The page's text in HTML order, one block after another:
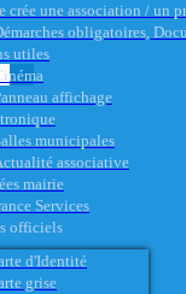
crée une association / un
obligatoires,
utiles
affichage
municipales
associative
mairie
Services
officiels
d'Identité
grise